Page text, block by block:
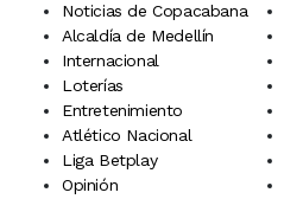
Noticias de Copacabana
Alcaldía de Medellín
Internacional
Loterías
Entretenimiento
Atlético Nacional
Liga Betplay
Opinión